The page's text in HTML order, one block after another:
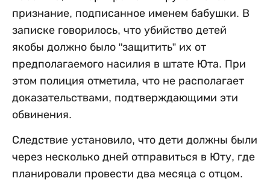
признание, подписанное именем бабушки. В
записке говорилось, что убийство детей
якобы должно было "защитить” их от
предполагаемого насилия в штате Юта. При
этом полиция отметила, что не располагает
доказательствами, подтверждающими эти
обвинения.
Следствие установило, что дети должны были
через несколько дней отправиться в Юту, где
планировали провести два месяца с отцом.